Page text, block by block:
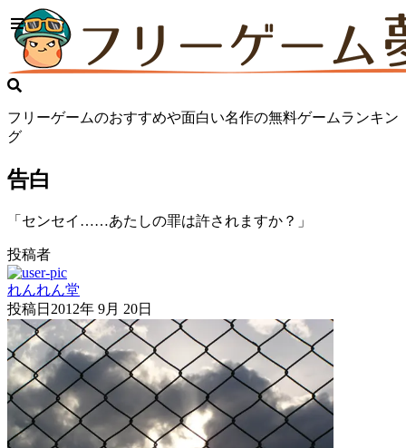
フリーゲームのおすすめや面白い名作の無料ゲームランキン
グ
告白
「センセイ……あたしの罪は許されますか？」
投稿者
れんれん堂
投稿日 2012年 9月 20日